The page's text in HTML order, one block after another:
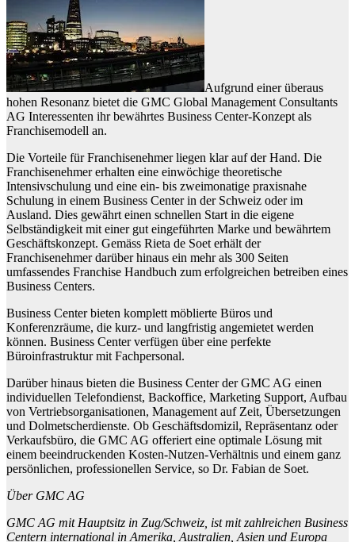
Aufgrund einer überaus
hohen Resonanz bietet die GMC Global Management Consultants
AG Interessenten ihr bewährtes Business Center-Konzept als
Franchisemodell an.
Die Vorteile für Franchisenehmer liegen klar auf der Hand. Die
Franchisenehmer erhalten eine einwöchige theoretische
Intensivschulung und eine ein- bis zweimonatige praxisnahe
Schulung in einem Business Center in der Schweiz oder im
Ausland. Dies gewährt einen schnellen Start in die eigene
Selbständigkeit mit einer gut eingeführten Marke und bewährtem
Geschäftskonzept. Gemäss Rieta de Soet erhält der
Franchisenehmer darüber hinaus ein mehr als 300 Seiten
umfassendes Franchise Handbuch zum erfolgreichen betreiben eines
Business Centers.
Business Center bieten komplett möblierte Büros und
Konferenzräume, die kurz- und langfristig angemietet werden
können. Business Center verfügen über eine perfekte
Büroinfrastruktur mit Fachpersonal.
Darüber hinaus bieten die Business Center der GMC AG einen
individuellen Telefondienst, Backoffice, Marketing Support, Aufbau
von Vertriebsorganisationen, Management auf Zeit, Übersetzungen
und Dolmetscherdienste. Ob Geschäftsdomizil, Repräsentanz oder
Verkaufsbüro, die GMC AG offeriert eine optimale Lösung mit
einem beeindruckenden Kosten-Nutzen-Verhältnis und einem ganz
persönlichen, professionellen Service, so Dr. Fabian de Soet.
Über GMC AG
GMC AG mit Hauptsitz in Zug/Schweiz, ist mit zahlreichen Business
Centern international in Amerika, Australien, Asien und Europa